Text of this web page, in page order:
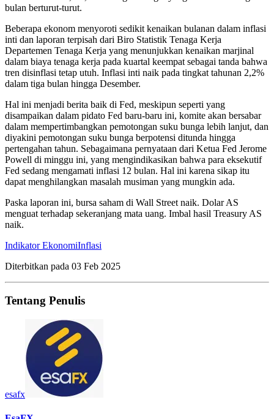
bulan berturut-turut.
Beberapa ekonom menyoroti sedikit kenaikan bulanan dalam inflasi
inti dan laporan terpisah dari Biro Statistik Tenaga Kerja
Departemen Tenaga Kerja yang menunjukkan kenaikan marjinal
dalam biaya tenaga kerja pada kuartal keempat sebagai tanda bahwa
tren disinflasi tetap utuh. Inflasi inti naik pada tingkat tahunan 2,2%
dalam tiga bulan hingga Desember.
Hal ini menjadi berita baik di Fed, meskipun seperti yang
disampaikan dalam pidato Fed baru-baru ini, komite akan bersabar
dalam mempertimbangkan pemotongan suku bunga lebih lanjut, dan
diyakini pemotongan suku bunga berpotensi ditunda hingga
pertengahan tahun. Sebagaimana pernyataan dari Ketua Fed Jerome
Powell di minggu ini, yang mengindikasikan bahwa para eksekutif
Fed sedang mengamati inflasi 12 bulan. Hal ini karena sikap itu
dapat menghilangkan masalah musiman yang mungkin ada.
Paska laporan ini, bursa saham di Wall Street naik. Dolar AS
menguat terhadap sekeranjang mata uang. Imbal hasil Treasury AS
naik.
Indikator EkonomiInflasi
Diterbitkan pada 03 Feb 2025
Tentang Penulis
esafx